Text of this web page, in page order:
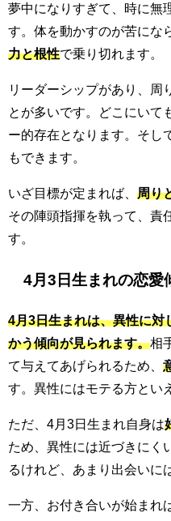
夢中になりすぎて、時に無
す。体を動かすのが苦にな
力と根性で乗り切れます。
リーダーシップがあり、周
とが多いです。どこにいて
ー的存在となります。そし
もできます。
いざ目標が定まれば、 周り
その陣頭指揮を執って、責
す。
4月3日生まれの恋愛
4月3日生まれは、異性に対
かう傾向が見られます。相
て与えてあげられるため、
す。異性にはモテる方とい
ただ、4月3日生まれ自身は
ため、異性には近づきにく
るけれど、あまり出会いに
一方、お付き合いが始まれ